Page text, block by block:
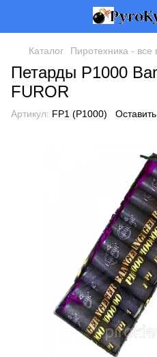
Каталог Пиротехника - все
Петарды P1000
FUROR
Артикул: FP1 (P1000)